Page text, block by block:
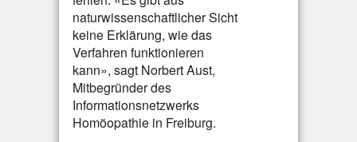
naturwissenschaftlicher Sicht
keine Erklärung, wie das
Verfahren funktionieren
kann», sagt Norbert Aust,
Mitbegründer des
Informationsnetzwerks
Homöopathie in Freiburg.